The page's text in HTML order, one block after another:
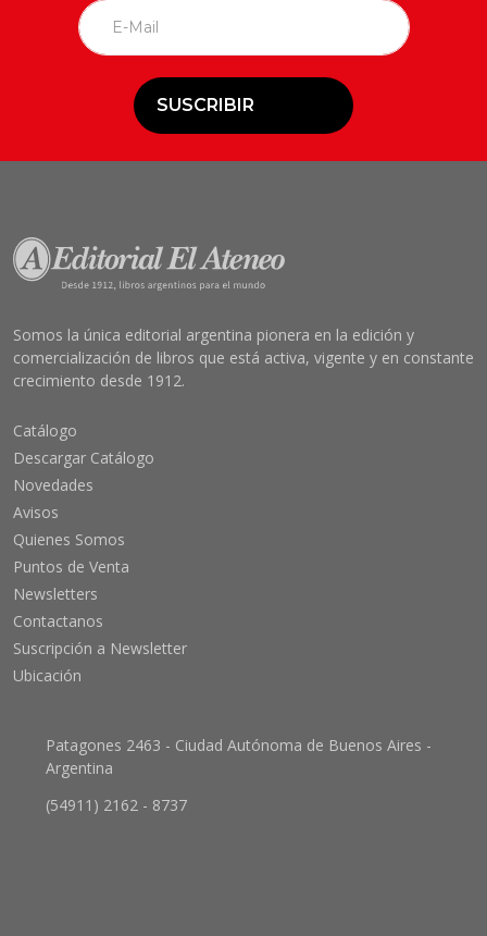
SUSCRIBIR
Somos la única editorial argentina pionera en la edición y
comercialización de libros que está activa, vigente y en constante
crecimiento desde 1912.
Catálogo
Descargar Catálogo
Novedades
Avisos
Quienes Somos
Puntos de Venta
Newsletters
Contactanos
Suscripción a Newsletter
Ubicación
Patagones 2463 - Ciudad Autónoma de Buenos Aires -
Argentina
(54911) 2162 - 8737